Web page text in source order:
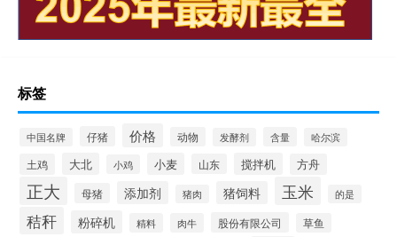
标签
中国名牌 仔猪 价格 动物 发酵剂 含量 哈尔滨
土鸡 大北 小鸡 小麦 山东 搅拌机 方舟
正大 母猪 添加剂 猪肉 猪饲料 玉米 的是
秸秆 粉碎机 精料 肉牛 股份有限公司 草鱼